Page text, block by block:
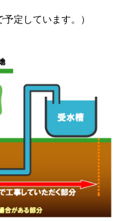
定しています。）